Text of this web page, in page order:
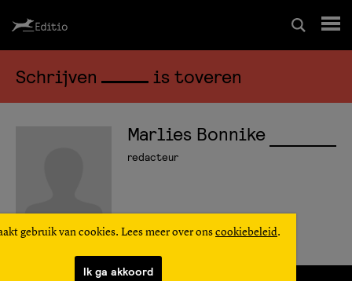
Schrijfcursussen
Leesrapport/begeleiding
Editio Producties
gebruik van cookies. Lees meer over ons cookiebeleid .
Ik ga akkoord
Schrijven is toveren
Marlies Bonnike
redacteur